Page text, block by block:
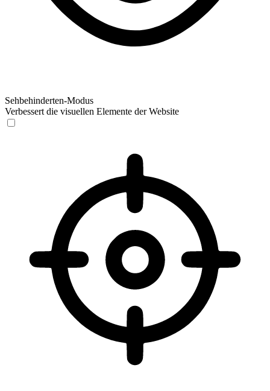
Sehbehinderten-Modus
Verbessert die visuellen Elemente der Website